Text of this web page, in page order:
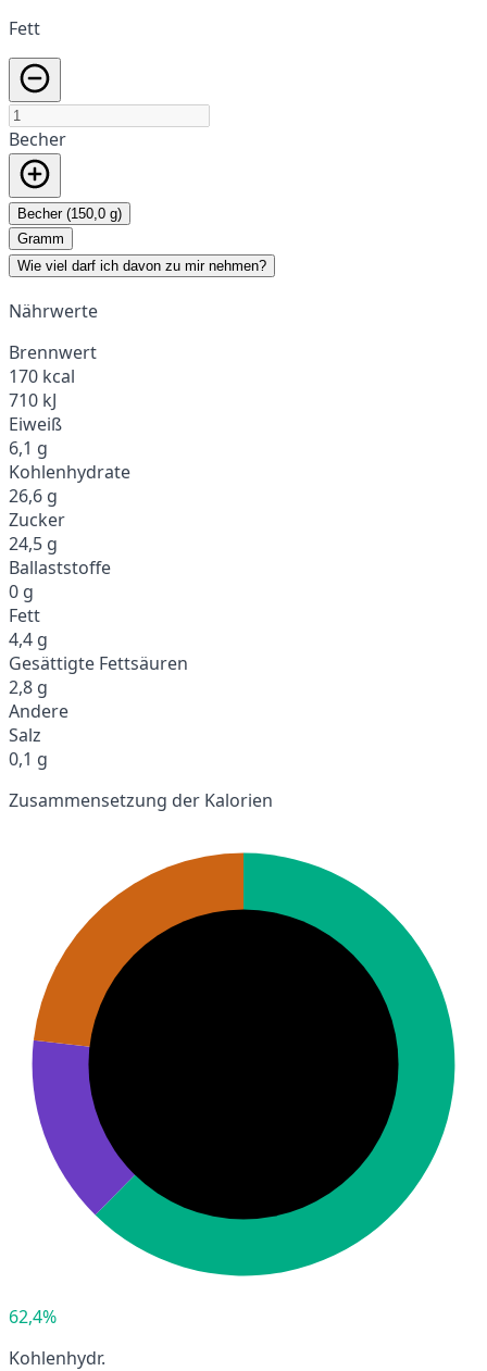
Fett
Becher
Becher (150,0 g)
Gramm
Wie viel darf ich davon zu mir nehmen?
Nährwerte
Brennwert
170 kcal
710 kJ
Eiweiß
6,1 g
Kohlenhydrate
26,6 g
Zucker
24,5 g
Ballaststoffe
0 g
Fett
4,4 g
Gesättigte Fettsäuren
2,8 g
Andere
Salz
0,1 g
Zusammensetzung der Kalorien
62,4%
Kohlenhydr.